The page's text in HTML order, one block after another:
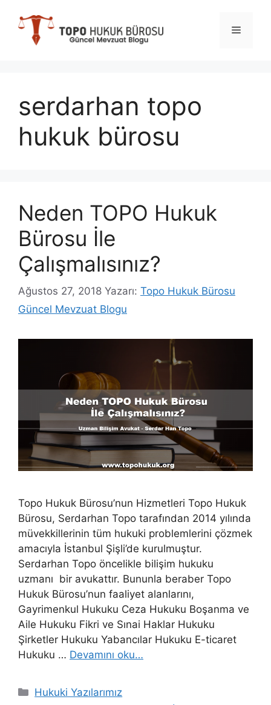
Menü
serdarhan topo
hukuk bürosu
Neden TOPO Hukuk
Bürosu İle
Çalışmalısınız?
Ağustos 27, 2018 Yazarı: Topo Hukuk Bürosu
Güncel Mevzuat Blogu
Topo Hukuk Bürosu’nun Hizmetleri Topo Hukuk
Bürosu, Serdarhan Topo tarafından 2014 yılında
müvekkillerinin tüm hukuki problemlerini çözmek
amacıyla İstanbul Şişli’de kurulmuştur.
Serdarhan Topo öncelikle bilişim hukuku
uzmanı bir avukattır. Bununla beraber Topo
Hukuk Bürosu’nun faaliyet alanlarını,
Gayrimenkul Hukuku Ceza Hukuku Boşanma ve
Aile Hukuku Fikri ve Sınai Haklar Hukuku
Şirketler Hukuku Yabancılar Hukuku E-ticaret
Hukuku … Devamını oku…
Kategoriler
Hukuki Yazılarımız